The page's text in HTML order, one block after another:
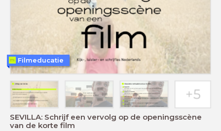
SEVILLA: Schrijf een vervolg op de openingsscène
van de korte film
Filmeducatie